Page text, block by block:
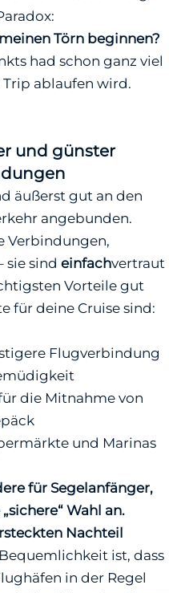
Törn beginnen?
had schon ganz viel
ablaufen wird.
und günster
äußerst gut an den
angebunden.
Verbindungen,
sie sind einfachvertraut
Vorteile gut
für deine Cruise sind:
Flugverbindung
die Mitnahme von
und Marinas
für Segelanfänger,
Wahl an.
Nachteil
ist, dass
in der Regel